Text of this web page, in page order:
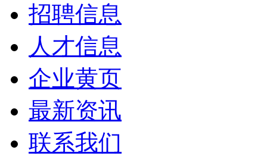
招聘信息
人才信息
企业黄页
最新资讯
联系我们